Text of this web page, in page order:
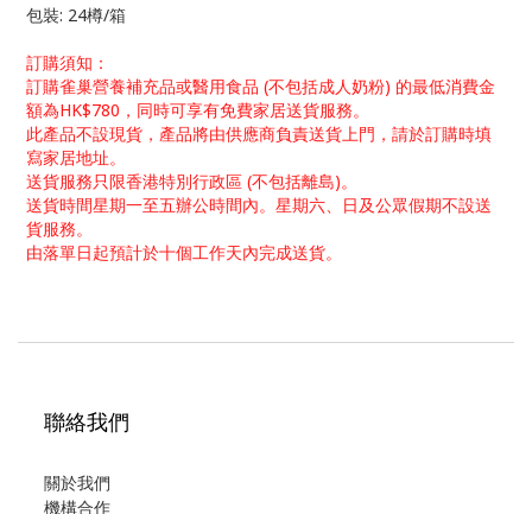
包裝: 24樽/箱
訂購須知：
訂購雀巢營養補充品或醫用食品 (不包括成人奶粉) 的最低消費金
額為HK$780，同時可享有免費家居送貨服務。
此產品不設現貨，產品將由供應商負責送貨上門，請於訂購時填
寫家居地址。
送貨服務只限香港特別行政區 (不包括離島)。
送貨時間星期一至五辦公時間內。星期六、日及公眾假期不設送
貨服務。
由落單日起預計於十個工作天內完成送貨。
聯絡我們
關於我們
機構合作